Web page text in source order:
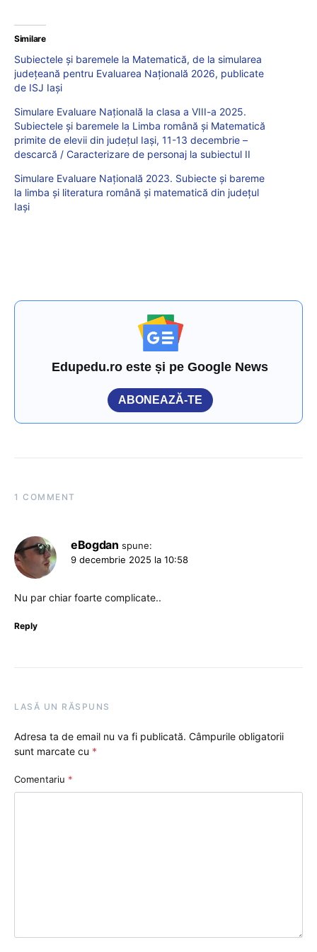
Similare
Subiectele și baremele la Matematică, de la simularea
județeană pentru Evaluarea Națională 2026, publicate
de ISJ Iași
Simulare Evaluare Națională la clasa a VIII-a 2025.
Subiectele și baremele la Limba română și Matematică
primite de elevii din județul Iași, 11-13 decembrie –
descarcă / Caracterizare de personaj la subiectul II
Simulare Evaluare Națională 2023. Subiecte și bareme
la limba și literatura română și matematică din județul
Iași
Edupedu.ro este și pe Google News
ABONEAZĂ-TE
1 COMMENT
eBogdan spune:
9 decembrie 2025 la 10:58
Nu par chiar foarte complicate..
Reply
LASĂ UN RĂSPUNS
Adresa ta de email nu va fi publicată. Câmpurile obligatorii
sunt marcate cu *
Comentariu *